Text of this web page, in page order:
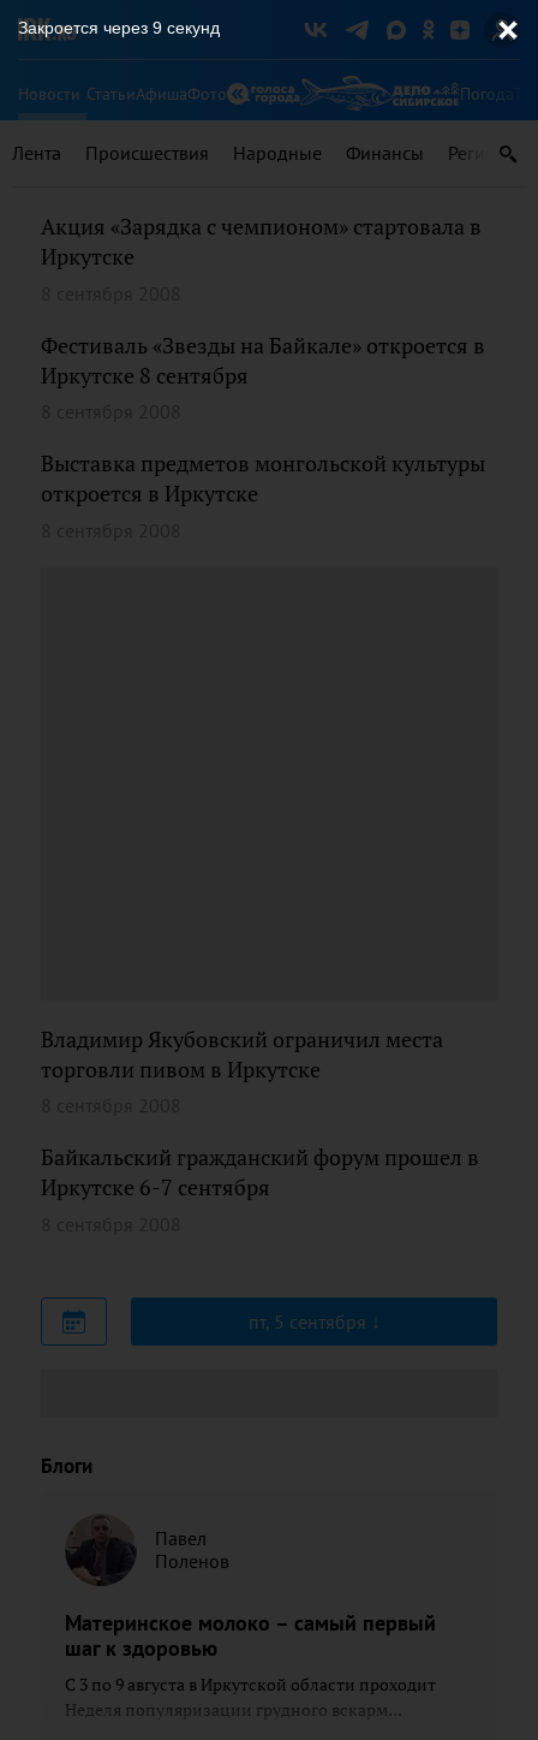
Новости СтатьиАфишаФото Погода
Лента Происшествия Народные Финансы Регионы
Акция «Зарядка с чемпионом» стартовала в
Иркутске
Фестиваль «Звезды на Байкале» откроется в
Иркутске 8 сентября
Выставка предметов монгольской культуры
откроется в Иркутске
Владимир Якубовский ограничил места
торговли пивом в Иркутске
Байкальский гражданский форум прошел в
Иркутске 6-7 сентября
пт, 5 сентября
Блоги
Павел
Поленов
Материнское молоко – самый первый
шаг к здоровью
С 3 по 9 августа в Иркутской области проходит
Неделя популяризации грудного вскарм...
Закроется через 9 секунд